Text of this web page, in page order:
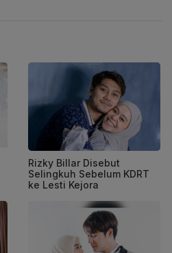
Rizky Billar Disebut
Selingkuh Sebelum KDRT
ke Lesti Kejora